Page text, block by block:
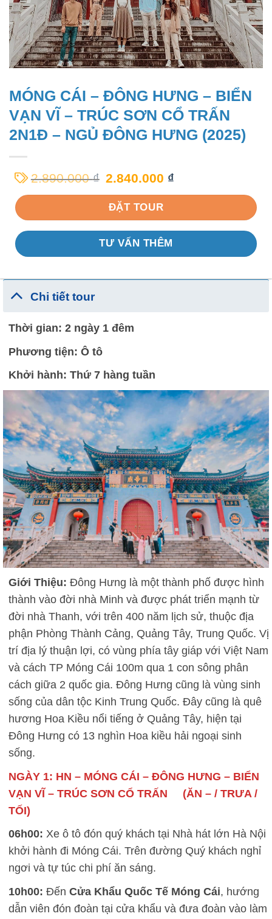
MÓNG CÁI – ĐÔNG HƯNG – BIỂN
VẠN VĨ – TRÚC SƠN CỔ TRẤN
2N1Đ – NGỦ ĐÔNG HƯNG (2025)
2.890.000₫ 2.840.000 ₫
ĐẶT TOUR
TƯ VẤN THÊM
Chi tiết tour
Thời gian: 2 ngày 1 đêm
Phương tiện: Ô tô
Khởi hành: Thứ 7 hàng tuần
Giới Thiệu: Đông Hưng là một thành phố được hình
thành vào đời nhà Minh và được phát triển mạnh từ
đời nhà Thanh, với trên 400 năm lịch sử, thuộc địa
phận Phòng Thành Cảng, Quảng Tây, Trung Quốc. Vị
trí địa lý thuận lợi, có vùng phía tây giáp với Việt Nam
và cách TP Móng Cái 100m qua 1 con sông phân
cách giữa 2 quốc gia. Đông Hưng cũng là vùng sinh
sống của dân tộc Kinh Trung Quốc. Đây cũng là quê
hương Hoa Kiều nổi tiếng ở Quảng Tây, hiện tại
Đông Hưng có 13 nghìn Hoa kiều hải ngoại sinh
sống.
NGÀY 1: HN – MÓNG CÁI – ĐÔNG HƯNG – BIỂN
VẠN VĨ – TRÚC SƠN CỔ TRẤN (ĂN – / TRƯA /
TỐI)
06h00: Xe ô tô đón quý khách tại Nhà hát lớn Hà Nội
khởi hành đi Móng Cái. Trên đường Quý khách nghỉ
ngơi và tự túc chi phí ăn sáng.
10h00: Đến Cửa Khẩu Quốc Tế Móng Cái, hướng
dẫn viên đón đoàn tại cửa khẩu và đưa đoàn vào làm